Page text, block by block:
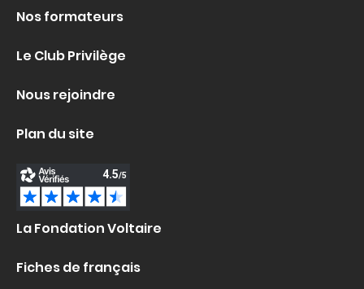
Nos formateurs
Le Club Privilège
Nous rejoindre
Plan du site
La Fondation Voltaire
Fiches de français